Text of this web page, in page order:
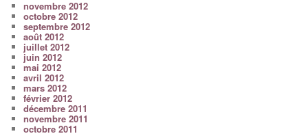
novembre 2012
octobre 2012
septembre 2012
août 2012
juillet 2012
juin 2012
mai 2012
avril 2012
mars 2012
février 2012
décembre 2011
novembre 2011
octobre 2011